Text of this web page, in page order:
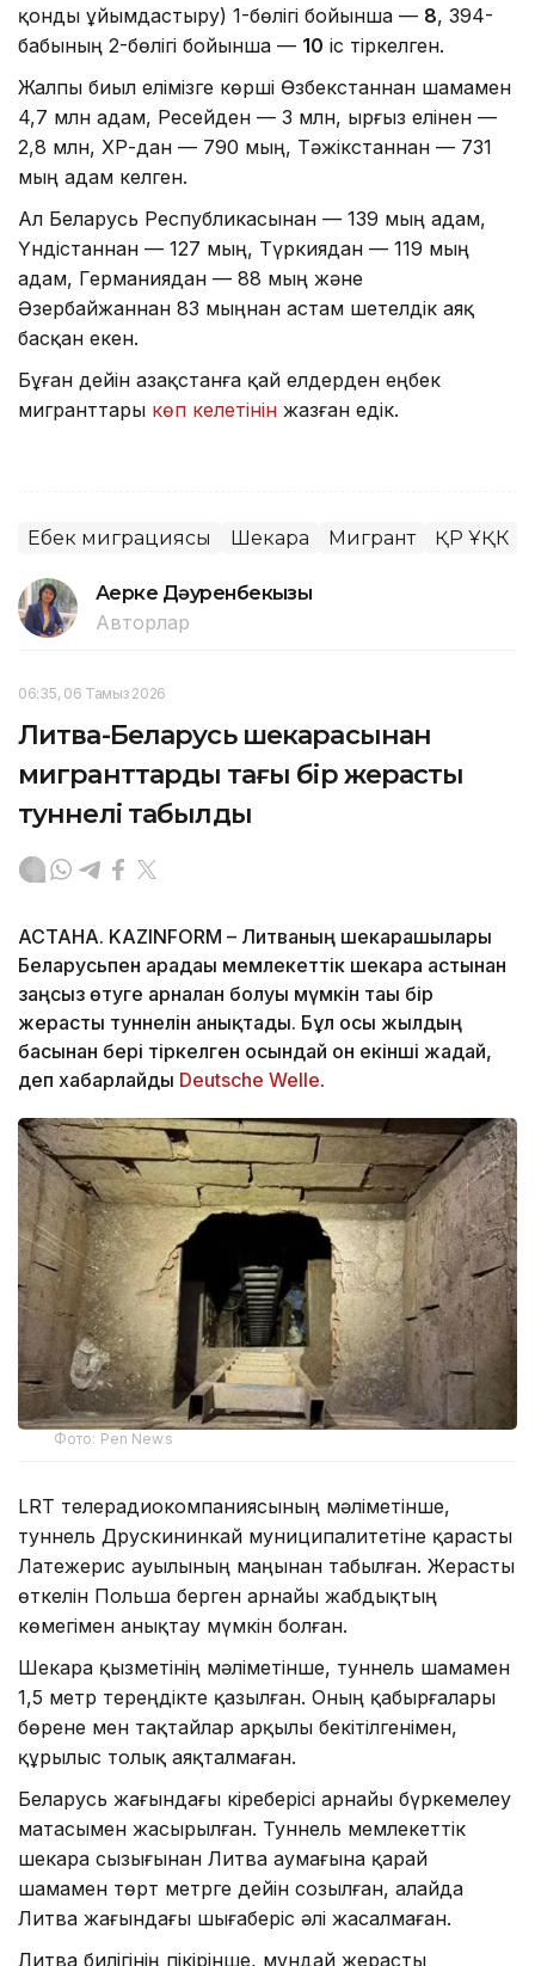
қонды ұйымдастыру) 1-бөлігі бойынша — 8, 394-
бабының 2-бөлігі бойынша — 10 іс тіркелген.
Жалпы биыл елімізге көрші Өзбекстаннан шамамен
4,7 млн адам, Ресейден — 3 млн, Қырғыз елінен —
2,8 млн, ҚХР-дан — 790 мың, Тәжікстаннан — 731
мың адам келген.
Ал Беларусь Республикасынан — 139 мың адам,
Үндістаннан — 127 мың, Түркиядан — 119 мың
адам, Германиядан — 88 мың және
Әзербайжаннан 83 мыңнан астам шетелдік аяқ
басқан екен.
Бұған дейін Қазақстанға қай елдерден еңбек
мигранттары көп келетінін жазған едік.
Еңбек миграциясы Шекара Мигрант ҚР ҰҚК
Ақерке Дәуренбекқызы
Авторлар
06:35, 06 Тамыз 2026
Литва-Беларусь шекарасынан
мигранттардың тағы бір жерасты
туннелі табылды
АСТАНА. KAZINFORM – Литваның шекарашылары
Беларусьпен арадағы мемлекеттік шекара астынан
заңсыз өтуге арналған болуы мүмкін тағы бір
жерасты туннелін анықтады. Бұл осы жылдың
басынан бері тіркелген осындай он екінші жағдай,
деп хабарлайды Deutsche Welle.
Фото: Pen News
LRT телерадиокомпаниясының мәліметінше,
туннель Друскининкай муниципалитетіне қарасты
Латежерис ауылының маңынан табылған. Жерасты
өткелін Польша берген арнайы жабдықтың
көмегімен анықтау мүмкін болған.
Шекара қызметінің мәліметінше, туннель шамамен
1,5 метр тереңдікте қазылған. Оның қабырғалары
бөрене мен тақтайлар арқылы бекітілгенімен,
құрылыс толық аяқталмаған.
Беларусь жағындағы кіреберісі арнайы бүркемелеу
матасымен жасырылған. Туннель мемлекеттік
шекара сызығынан Литва аумағына қарай
шамамен төрт метрге дейін созылған, алайда
Литва жағындағы шығаберіс әлі жасалмаған.
Литва билігінің пікірінше, мұндай жерасты